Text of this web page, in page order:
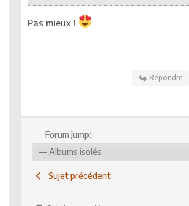
Pas mieux !
Répondre
Forum Jump:
Sujet précédent